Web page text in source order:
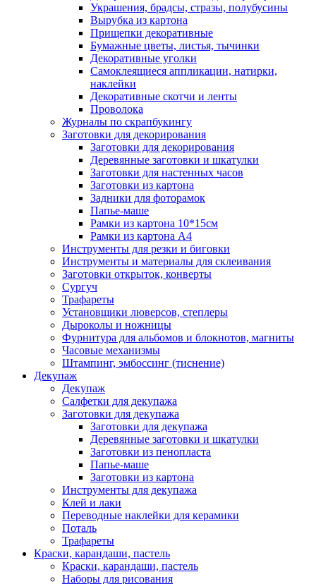
Украшения, брадсы, стразы, полубусины
Вырубка из картона
Прищепки декоративные
Бумажные цветы, листья, тычинки
Декоративные уголки
Самоклеящиеся аппликации, натирки,
наклейки
Декоративные скотчи и ленты
Проволока
Журналы по скрапбукингу
Заготовки для декорирования
Заготовки для декорирования
Деревянные заготовки и шкатулки
Заготовки для настенных часов
Заготовки из картона
Задники для фоторамок
Папье-маше
Рамки из картона 10*15см
Рамки из картона А4
Инструменты для резки и биговки
Инструменты и материалы для склеивания
Заготовки открыток, конверты
Сургуч
Трафареты
Установщики люверсов, степлеры
Дыроколы и ножницы
Фурнитура для альбомов и блокнотов, магниты
Часовые механизмы
Штампинг, эмбоссинг (тиснение)
Декупаж
Декупаж
Салфетки для декупажа
Заготовки для декупажа
Заготовки для декупажа
Деревянные заготовки и шкатулки
Заготовки из пенопласта
Папье-маше
Заготовки из картона
Инструменты для декупажа
Клей и лаки
Переводные наклейки для керамики
Поталь
Трафареты
Краски, карандаши, пастель
Краски, карандаши, пастель
Наборы для рисования